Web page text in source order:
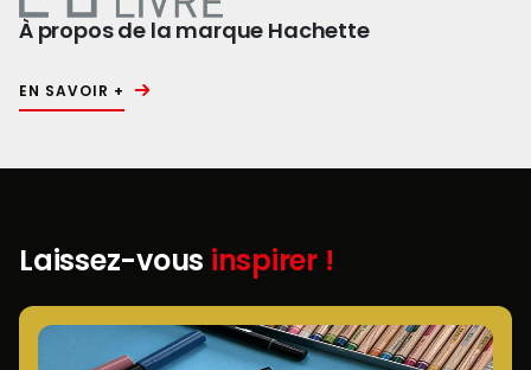
À propos de la marque Hachette
EN SAVOIR +
Laissez-vous inspirer !